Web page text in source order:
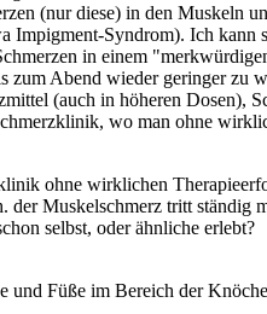
(nur diese) in den Muskeln
Impigment-Syndrom). Ich
in einem
zum Abend wieder geringer zu
(auch in höheren Dosen),
wo man ohne
ohne wirklichen
der Muskelschmerz tritt ständig
selbst, oder ähnliche erlebt?
und Füße im Bereich der